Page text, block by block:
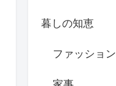
暮しの知恵
ファッション